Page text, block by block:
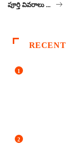
పూర్తి వివరాలు ...
RECENT
1
2